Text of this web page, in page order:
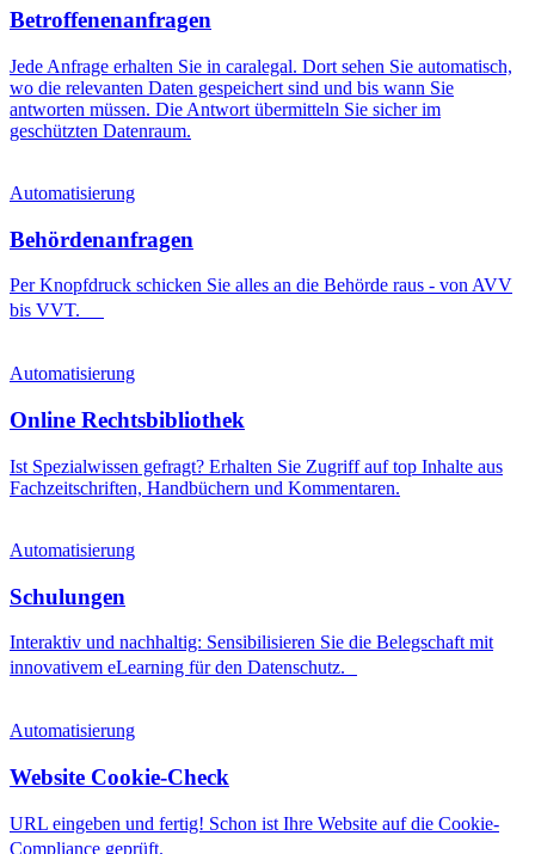
Betroffenenanfragen
Jede Anfrage erhalten Sie in caralegal. Dort sehen Sie automatisch,
wo die relevanten Daten gespeichert sind und bis wann Sie
antworten müssen. Die Antwort übermitteln Sie sicher im
geschützten Datenraum.
Automatisierung
Behördenanfragen
Per Knopfdruck schicken Sie alles an die Behörde raus - von AVV
bis VVT.
Automatisierung
Online Rechtsbibliothek
Ist Spezialwissen gefragt? Erhalten Sie Zugriff auf top Inhalte aus
Fachzeitschriften, Handbüchern und Kommentaren.
Automatisierung
Schulungen
Interaktiv und nachhaltig: Sensibilisieren Sie die Belegschaft mit
innovativem eLearning für den Datenschutz.
Automatisierung
Website Cookie-Check
URL eingeben und fertig! Schon ist Ihre Website auf die Cookie-
Compliance geprüft.